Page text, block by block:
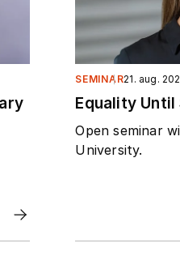
SEMINAR21. aug.
Equality
Open seminar
University.